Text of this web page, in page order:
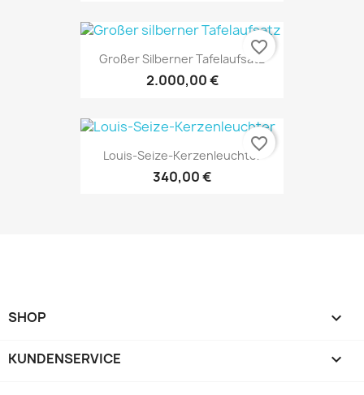
Großer Silberner Tafelaufsatz
2.000,00 €
favorite_border
Louis-Seize-Kerzenleuchter
340,00 €
favorite_border
SHOP 
KUNDENSERVICE 